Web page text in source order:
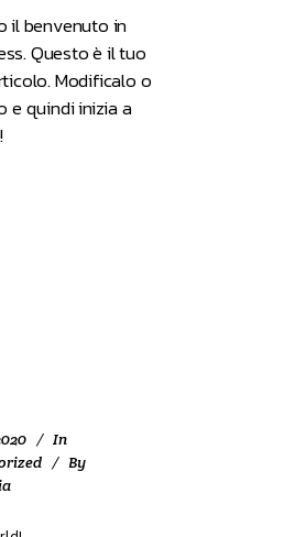
il benvenuto in
Questo è il tuo
Modificalo o
e quindi inizia a
In
By